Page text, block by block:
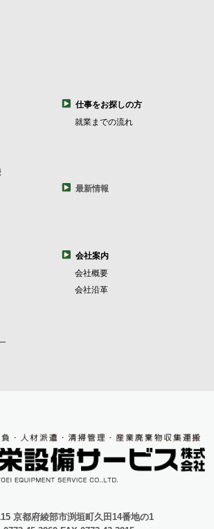
仕事をお探しの方
就業までの流れ
最新情報
会社案内
会社概要
会社沿革
京都府綾部市渕垣町久田14番地の1